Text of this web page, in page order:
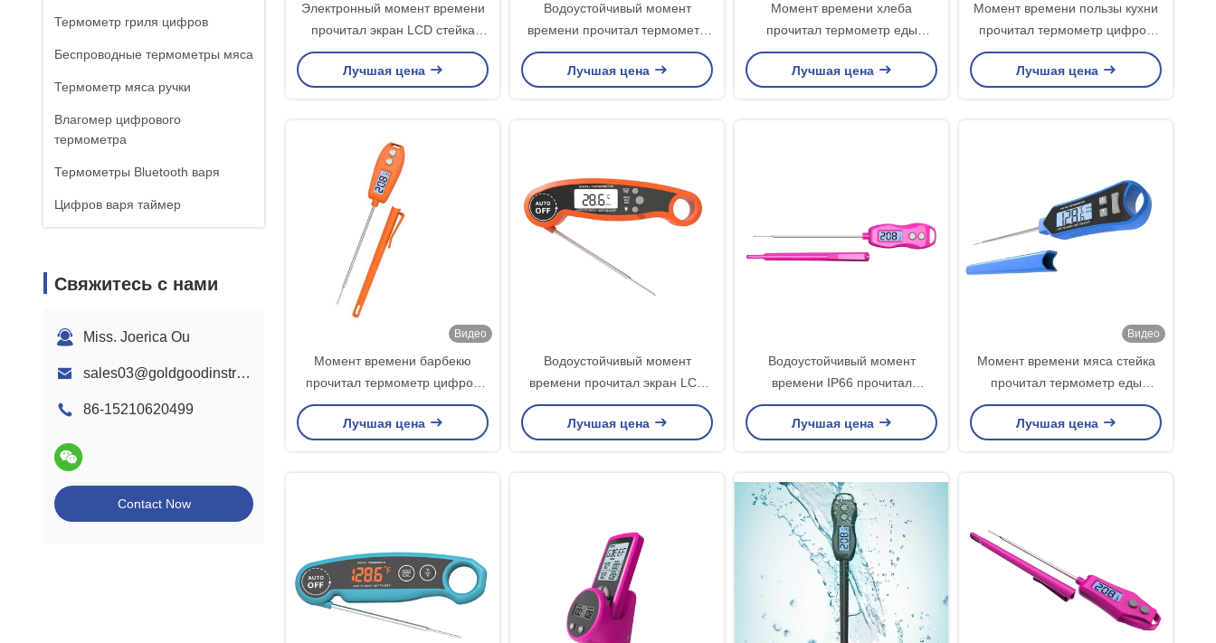
Термометр гриля цифров
Беспроводные термометры мяса
Термометр мяса ручки
Влагомер цифрового
термометра
Термометры Bluetooth варя
Цифров варя таймер
Свяжитесь с нами
Miss. Joerica Ou
sales03@goldgoodinstrument.com
86-15210620499
Contact Now
Электронный момент времени
прочитал экран LCD стейка
барбекю печи варя термометра
цифров большой
Лучшая цена
Водоустойчивый момент
времени прочитал термометр
цифров варя для еды масла
выпечки конфеты
Лучшая цена
Момент времени хлеба
прочитал термометр еды
цифров для печь варить
водоустойчивый
Лучшая цена
Момент времени пользы кухни
прочитал термометр цифров
варя со случаем
Лучшая цена
Видео
Момент времени барбекю
прочитал термометр цифров
гриля варя крытое на открытом
воздухе
Лучшая цена
Водоустойчивый момент
времени прочитал экран LCD
варя термометра мяса
большой для приготовления на
Лучшая цена
Водоустойчивый момент
времени IP66 прочитал
термометр цифров варя с LCD
освещает контржурным светом
Лучшая цена
Видео
Момент времени мяса стейка
прочитал термометр еды
цифров с печью крышки зонда
Лучшая цена